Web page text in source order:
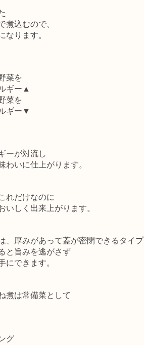
煮込むので、
なります。
菜を
ギー▲
菜を
ギー▼
ーが対流し
わいに仕上がります。
れだけなのに
いしく出来上がります。
、厚みがあって蓋が密閉できるタイプ
と旨みを逃がさず
にできます。
煮は常備菜として
グ